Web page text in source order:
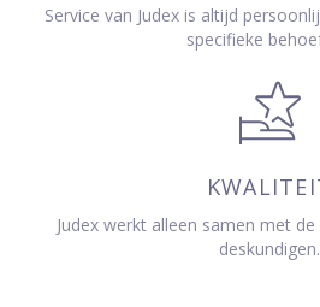
Service van Judex is altijd
specifieke
Judex werkt alleen samen met
deskundigen.